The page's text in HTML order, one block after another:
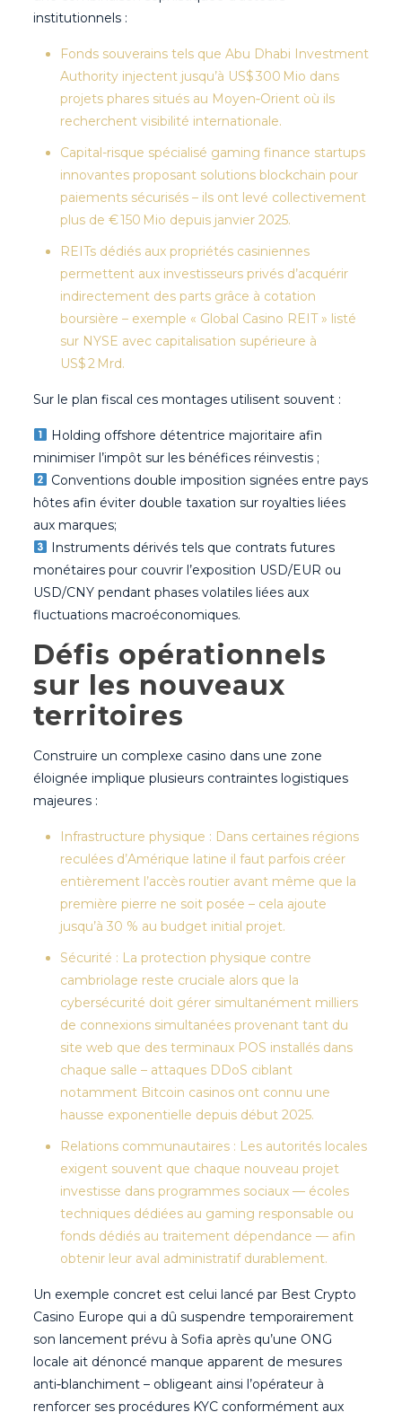
institutionnels :
Fonds souverains tels que Abu Dhabi Investment
Authority injectent jusqu’à US$ 300 Mio dans
projets phares situés au Moyen‐Orient où ils
recherchent visibilité internationale.
Capital-risque spécialisé gaming finance startups
innovantes proposant solutions blockchain pour
paiements sécurisés – ils ont levé collectivement
plus de € 150 Mio depuis janvier 2025.
REITs dédiés aux propriétés casiniennes
permettent aux investisseurs privés d’acquérir
indirectement des parts grâce à cotation
boursière – exemple « Global Casino REIT » listé
sur NYSE avec capitalisation supérieure à
US$ 2 Mrd.
Sur le plan fiscal ces montages utilisent souvent :
Holding offshore détentrice majoritaire afin
minimiser l’impôt sur les bénéfices réinvestis ;
Conventions double imposition signées entre pays
hôtes afin éviter double taxation sur royalties liées
aux marques;
Instruments dérivés tels que contrats futures
monétaires pour couvrir l’exposition USD/EUR ou
USD/CNY pendant phases volatiles liées aux
fluctuations macroéconomiques.
Défis opérationnels
sur les nouveaux
territoires
Construire un complexe casino dans une zone
éloignée implique plusieurs contraintes logistiques
majeures :
Infrastructure physique : Dans certaines régions
reculées d’Amérique latine il faut parfois créer
entièrement l’accès routier avant même que la
première pierre ne soit posée – cela ajoute
jusqu’à 30 % au budget initial projet.
Sécurité : La protection physique contre
cambriolage reste cruciale alors que la
cybersécurité doit gérer simultanément milliers
de connexions simultanées provenant tant du
site web que des terminaux POS installés dans
chaque salle – attaques DDoS ciblant
notamment Bitcoin casinos ont connu une
hausse exponentielle depuis début 2025.
Relations communautaires : Les autorités locales
exigent souvent que chaque nouveau projet
investisse dans programmes sociaux — écoles
techniques dédiées au gaming responsable ou
fonds dédiés au traitement dépendance — afin
obtenir leur aval administratif durablement.
Un exemple concret est celui lancé par Best Crypto
Casino Europe qui a dû suspendre temporairement
son lancement prévu à Sofia après qu’une ONG
locale ait dénoncé manque apparent de mesures
anti‐blanchiment – obligeant ainsi l’opérateur à
renforcer ses procédures KYC conformément aux